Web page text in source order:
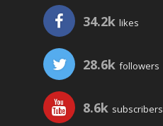
34.2k likes
28.6k followers
8.6k subscribers